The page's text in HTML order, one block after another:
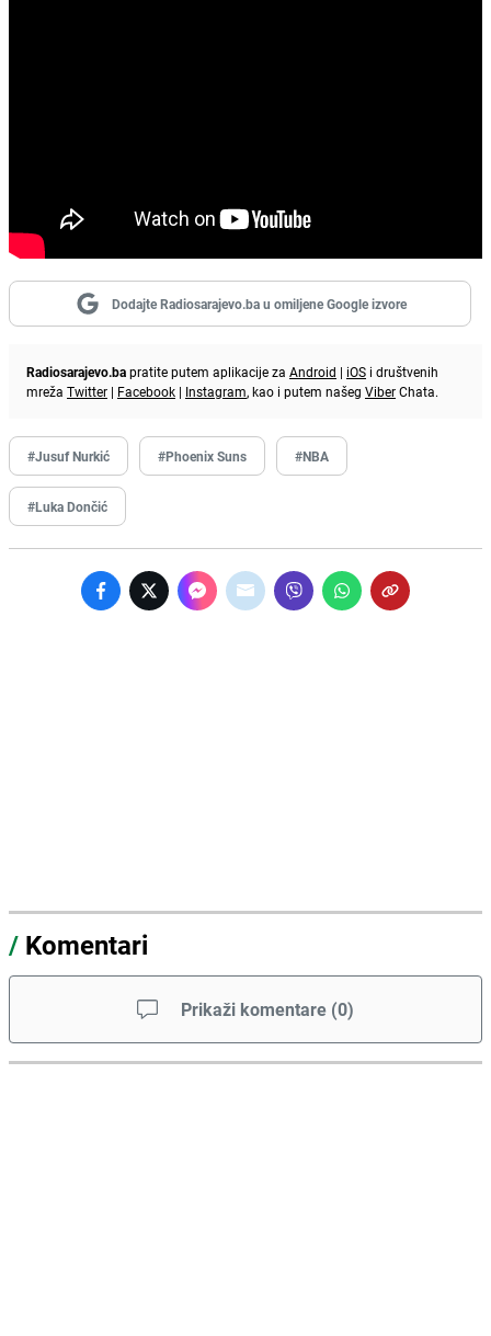
Dodajte Radiosarajevo.ba u omiljene Google izvore
Radiosarajevo.bapratite putem aplikacije za Android | iOS i društvenih
mreža Twitter | Facebook | Instagram, kao i putem našeg ViberChata.
#Jusuf Nurkić #Phoenix Suns #NBA
#Luka Dončić
/ Komentari
Prikaži komentare (0)